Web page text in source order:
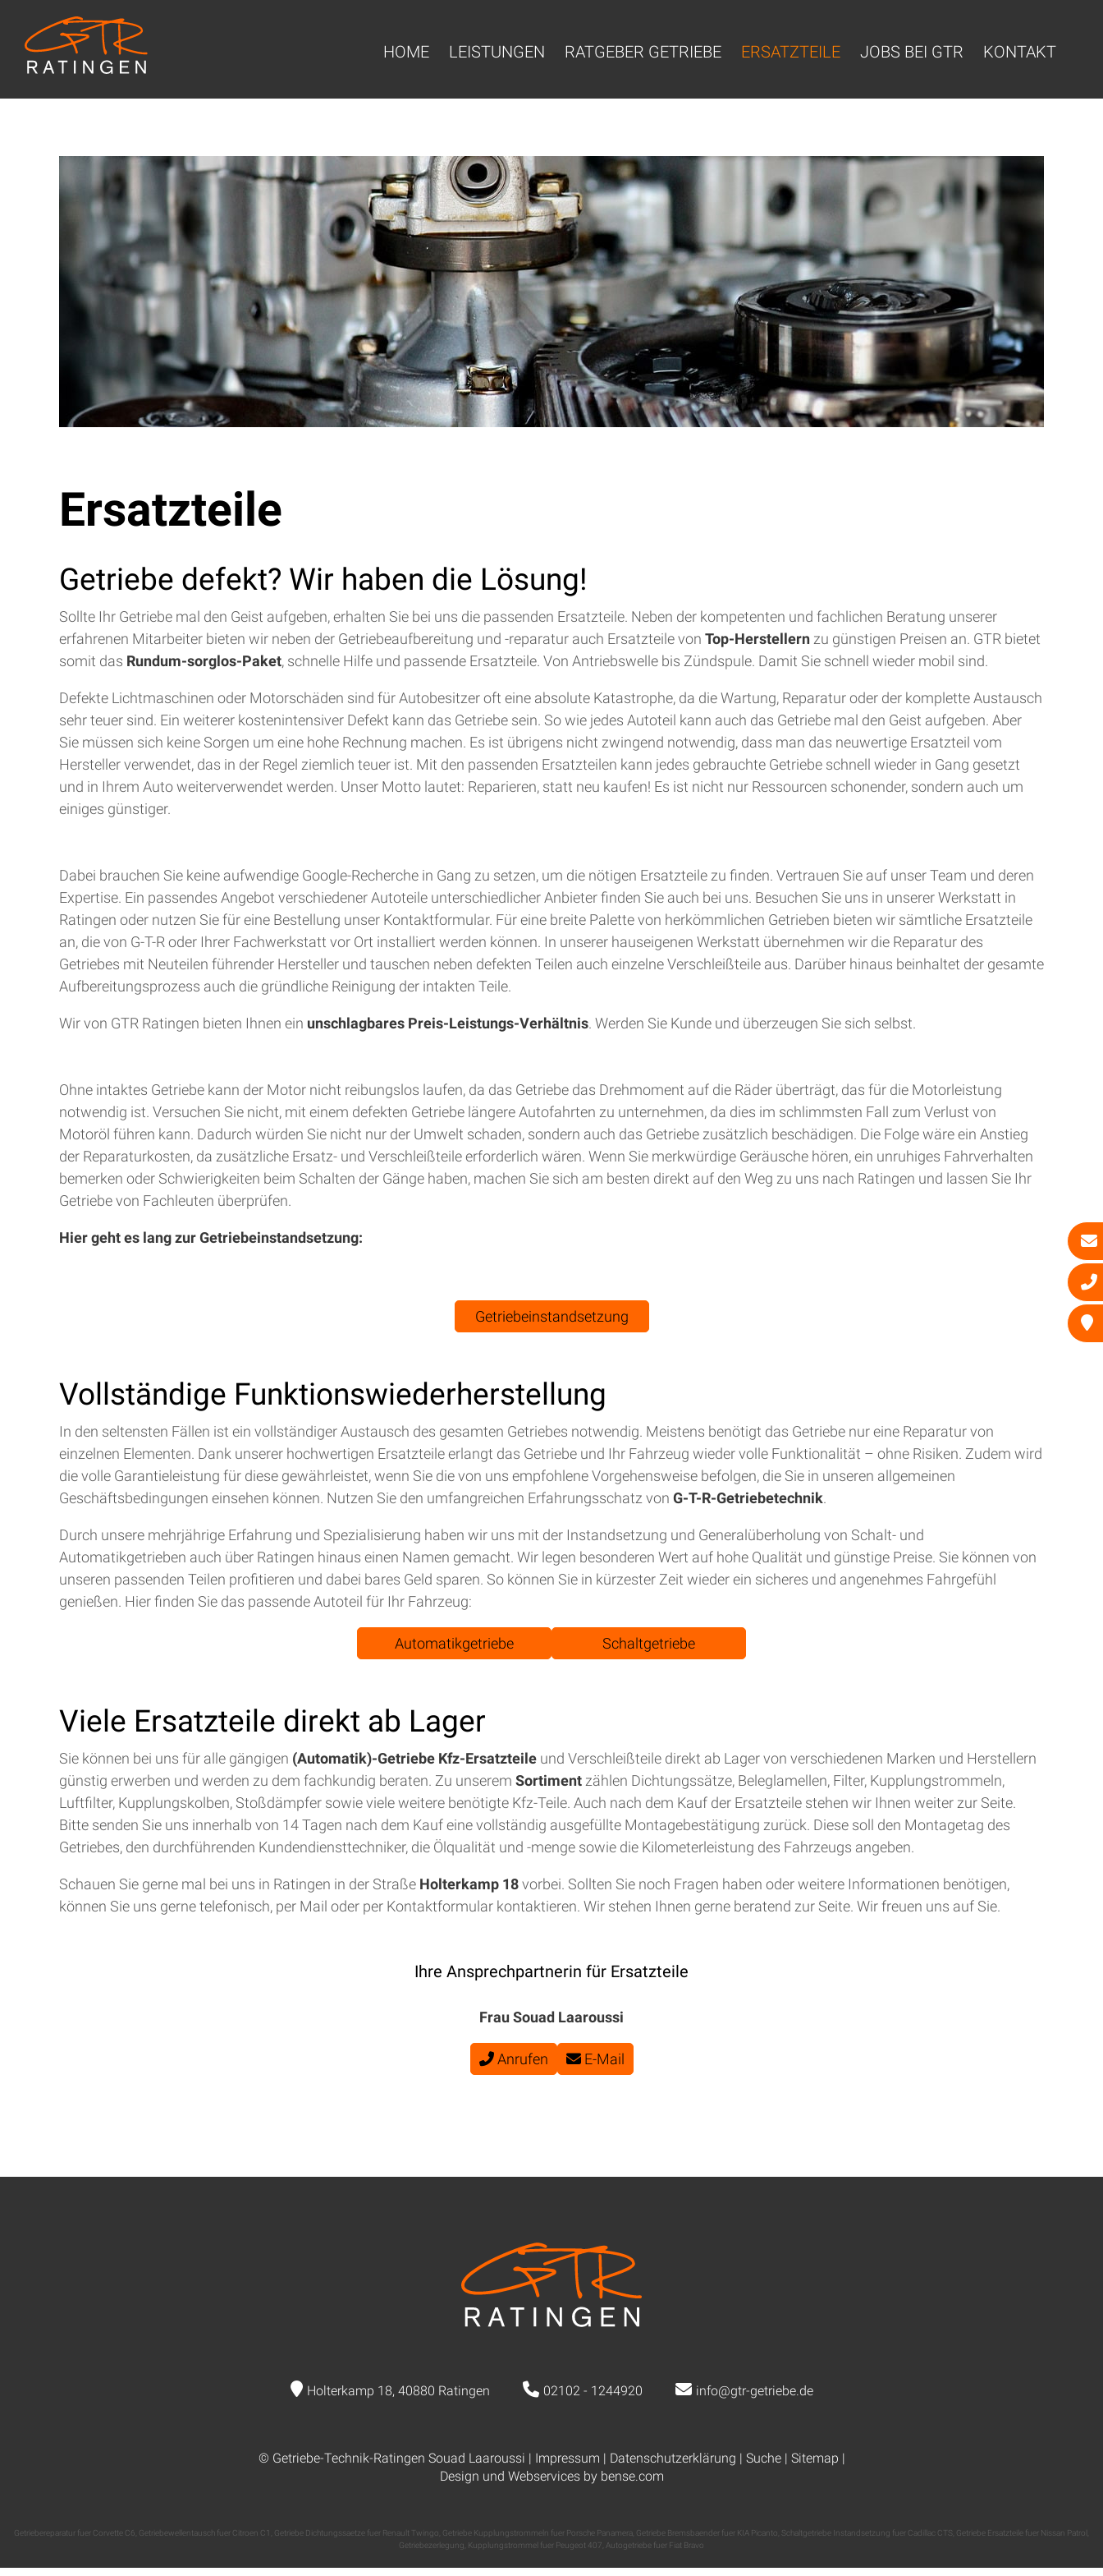
HOME LEISTUNGEN RATGEBER GETRIEBE ERSATZTEILE JOBS BEI GTR KONTAKT
Ersatzteile
Getriebe defekt? Wir haben die Lösung!
Sollte Ihr Getriebe mal den Geist aufgeben, erhalten Sie bei uns die passenden Ersatzteile. Neben der kompetenten und fachlichen Beratung unserer
erfahrenen Mitarbeiter bieten wir neben der Getriebeaufbereitung und -reparatur auch Ersatzteile von Top-Herstellern zu günstigen Preisen an. GTR bietet
somit das Rundum-sorglos-Paket, schnelle Hilfe und passende Ersatzteile. Von Antriebswelle bis Zündspule. Damit Sie schnell wieder mobil sind.
Defekte Lichtmaschinen oder Motorschäden sind für Autobesitzer oft eine absolute Katastrophe, da die Wartung, Reparatur oder der komplette Austausch
sehr teuer sind. Ein weiterer kostenintensiver Defekt kann das Getriebe sein. So wie jedes Autoteil kann auch das Getriebe mal den Geist aufgeben. Aber
Sie müssen sich keine Sorgen um eine hohe Rechnung machen. Es ist übrigens nicht zwingend notwendig, dass man das neuwertige Ersatzteil vom
Hersteller verwendet, das in der Regel ziemlich teuer ist. Mit den passenden Ersatzteilen kann jedes gebrauchte Getriebe schnell wieder in Gang gesetzt
und in Ihrem Auto weiterverwendet werden. Unser Motto lautet: Reparieren, statt neu kaufen! Es ist nicht nur Ressourcen schonender, sondern auch um
einiges günstiger.
Dabei brauchen Sie keine aufwendige Google-Recherche in Gang zu setzen, um die nötigen Ersatzteile zu finden. Vertrauen Sie auf unser Team und deren
Expertise. Ein passendes Angebot verschiedener Autoteile unterschiedlicher Anbieter finden Sie auch bei uns. Besuchen Sie uns in unserer Werkstatt in
Ratingen oder nutzen Sie für eine Bestellung unser Kontaktformular. Für eine breite Palette von herkömmlichen Getrieben bieten wir sämtliche Ersatzteile
an, die von G-T-R oder Ihrer Fachwerkstatt vor Ort installiert werden können. In unserer hauseigenen Werkstatt übernehmen wir die Reparatur des
Getriebes mit Neuteilen führender Hersteller und tauschen neben defekten Teilen auch einzelne Verschleißteile aus. Darüber hinaus beinhaltet der gesamte
Aufbereitungsprozess auch die gründliche Reinigung der intakten Teile.
Wir von GTR Ratingen bieten Ihnen ein unschlagbares Preis-Leistungs-Verhältnis. Werden Sie Kunde und überzeugen Sie sich selbst.
Ohne intaktes Getriebe kann der Motor nicht reibungslos laufen, da das Getriebe das Drehmoment auf die Räder überträgt, das für die Motorleistung
notwendig ist. Versuchen Sie nicht, mit einem defekten Getriebe längere Autofahrten zu unternehmen, da dies im schlimmsten Fall zum Verlust von
Motoröl führen kann. Dadurch würden Sie nicht nur der Umwelt schaden, sondern auch das Getriebe zusätzlich beschädigen. Die Folge wäre ein Anstieg
der Reparaturkosten, da zusätzliche Ersatz- und Verschleißteile erforderlich wären. Wenn Sie merkwürdige Geräusche hören, ein unruhiges Fahrverhalten
bemerken oder Schwierigkeiten beim Schalten der Gänge haben, machen Sie sich am besten direkt auf den Weg zu uns nach Ratingen und lassen Sie Ihr
Getriebe von Fachleuten überprüfen.
Hier geht es lang zur Getriebeinstandsetzung:
Getriebeinstandsetzung
Vollständige Funktionswiederherstellung
In den seltensten Fällen ist ein vollständiger Austausch des gesamten Getriebes notwendig. Meistens benötigt das Getriebe nur eine Reparatur von
einzelnen Elementen. Dank unserer hochwertigen Ersatzteile erlangt das Getriebe und Ihr Fahrzeug wieder volle Funktionalität – ohne Risiken. Zudem wird
die volle Garantieleistung für diese gewährleistet, wenn Sie die von uns empfohlene Vorgehensweise befolgen, die Sie in unseren allgemeinen
Geschäftsbedingungen einsehen können. Nutzen Sie den umfangreichen Erfahrungsschatz von G-T-R-Getriebetechnik.
Durch unsere mehrjährige Erfahrung und Spezialisierung haben wir uns mit der Instandsetzung und Generalüberholung von Schalt- und
Automatikgetrieben auch über Ratingen hinaus einen Namen gemacht. Wir legen besonderen Wert auf hohe Qualität und günstige Preise. Sie können von
unseren passenden Teilen profitieren und dabei bares Geld sparen. So können Sie in kürzester Zeit wieder ein sicheres und angenehmes Fahrgefühl
genießen. Hier finden Sie das passende Autoteil für Ihr Fahrzeug:
Automatikgetriebe Schaltgetriebe
Viele Ersatzteile direkt ab Lager
Sie können bei uns für alle gängigen (Automatik)-Getriebe Kfz-Ersatzteile und Verschleißteile direkt ab Lager von verschiedenen Marken und Herstellern
günstig erwerben und werden zu dem fachkundig beraten. Zu unserem Sortiment zählen Dichtungssätze, Beleglamellen, Filter, Kupplungstrommeln,
Luftfilter, Kupplungskolben, Stoßdämpfer sowie viele weitere benötigte Kfz-Teile. Auch nach dem Kauf der Ersatzteile stehen wir Ihnen weiter zur Seite.
Bitte senden Sie uns innerhalb von 14 Tagen nach dem Kauf eine vollständig ausgefüllte Montagebestätigung zurück. Diese soll den Montagetag des
Getriebes, den durchführenden Kundendiensttechniker, die Ölqualität und -menge sowie die Kilometerleistung des Fahrzeugs angeben.
Schauen Sie gerne mal bei uns in Ratingen in der Straße Holterkamp 18vorbei. Sollten Sie noch Fragen haben oder weitere Informationen benötigen,
können Sie uns gerne telefonisch, per Mail oder per Kontaktformular kontaktieren. Wir stehen Ihnen gerne beratend zur Seite. Wir freuen uns auf Sie.
Ihre Ansprechpartnerin für Ersatzteile
Frau Souad Laaroussi
Anrufen E-Mail
Holterkamp 18, 40880 Ratingen 02102 - 1244920 info@gtr-getriebe.de
© Getriebe-Technik-Ratingen Souad Laaroussi | Impressum | Datenschutzerklärung | Suche| Sitemap |
Design und Webservices by bense.com
Getriebereparatur fuer Corvette C6 Getriebewellentausch fuer Citroen C1 Getriebe Dichtungssaetze fuer Renault Twingo Getriebe Kupplungstrommeln fuer Porsche Panamera Getriebe Bremsbaender fuer KIA Picanto Schaltgetriebe Instandsetzung fuer Cadillac CTS Getriebe Ersatzteile fuer Nissan Patrol
Getriebezerlegung Kupplungstrommel fuer Peugeot 407 Autogetriebe fuer Fiat Bravo